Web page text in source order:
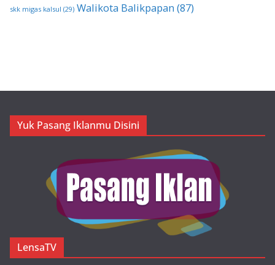
skk migas kalsul (29) Walikota Balikpapan (87)
Yuk Pasang Iklanmu Disini
LensaTV